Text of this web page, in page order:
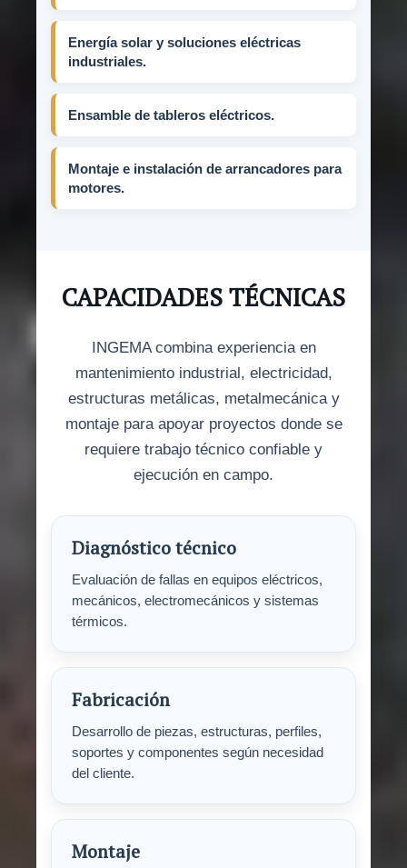
Energía solar y soluciones eléctricas
industriales.
Ensamble de tableros eléctricos.
Montaje e instalación de arrancadores para
motores.
CAPACIDADES TÉCNICAS
INGEMA combina experiencia en
mantenimiento industrial, electricidad,
estructuras metálicas, metalmecánica y
montaje para apoyar proyectos donde se
requiere trabajo técnico confiable y
ejecución en campo.
Diagnóstico técnico
Evaluación de fallas en equipos eléctricos,
mecánicos, electromecánicos y sistemas
térmicos.
Fabricación
Desarrollo de piezas, estructuras, perfiles,
soportes y componentes según necesidad
del cliente.
Montaje